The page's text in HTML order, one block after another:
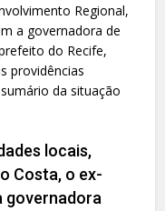
Regional,
a governadora de
do Recife,
providências
da situação
locais,
Costa, o ex-
governadora